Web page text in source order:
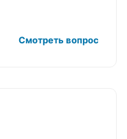
Смотреть вопрос